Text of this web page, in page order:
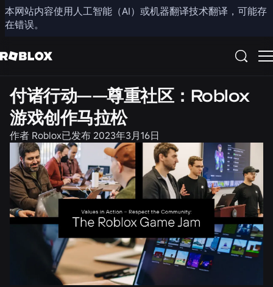
本网站内容使用人工智能（AI）或机器翻译技术翻译，可能存
在错误。
分享
招聘
付诸行动——尊重社区：Roblox
游戏创作马拉松
作者 Roblox已发布 2023年3月16日